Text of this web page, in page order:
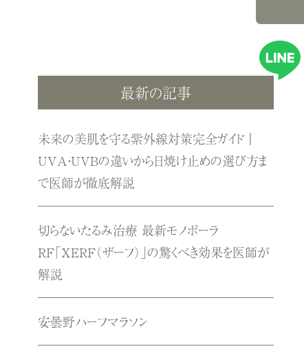
最新の記事
未来の美肌を守る紫外線対策完全ガイド｜
UVA・UVBの違いから日焼け止めの選び方ま
で医師が徹底解説
切らないたるみ治療 最新モノポーラ
RF「XERF（ザーフ）」の驚くべき効果を医師が
解説
安曇野ハーフマラソン